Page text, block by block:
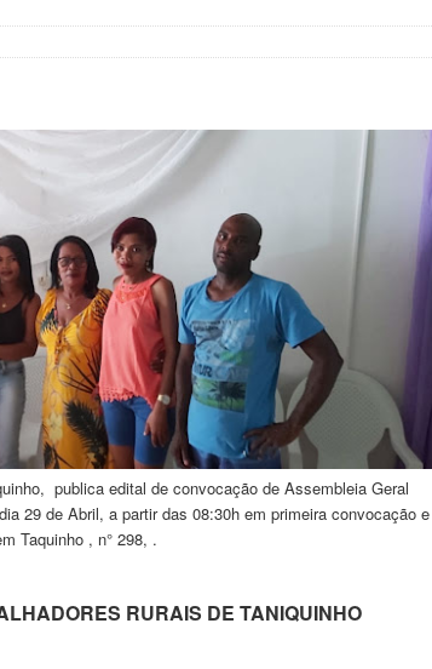
publica edital de convocação de Assembleia Geral
29 de Abril, a partir das 08:30h em primeira convocação e
Taquinho , n° 298, .
RURAIS DE TANIQUINHO